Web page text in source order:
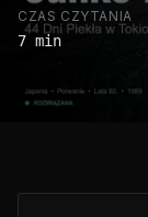
CZAS CZYTANIA
7 min